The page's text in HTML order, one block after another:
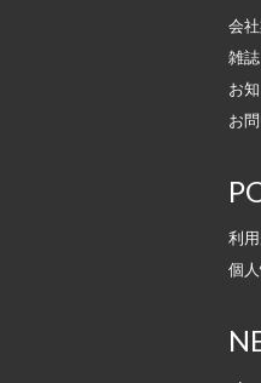
会
雑誌
お
お
利
個